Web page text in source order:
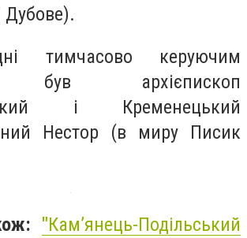
Дубове).
тимчасово керуючим
був архієпископ
і Кременецький
Нестор (в миру Писик
"Кам’янець-Подільський